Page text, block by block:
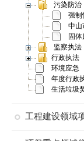
污染防治
强制
中山
固
监察执法
行政执法
环境应急
年度行政
生活垃圾
工程建设领域